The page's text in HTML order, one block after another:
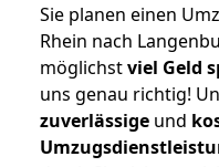
Sie planen einen
Rhein nach
möglichstviel Geld
uns genau richtig!
zuverlässige und